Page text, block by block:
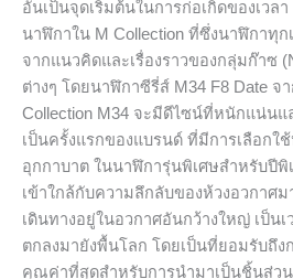
อันเป็นจุดเริ่มต้นในการก่อเกิดของเวล
นาฬิกาใน M Collection ที่ซึ่งนาฬิกาทุ
จากแนวคิดและเรื่องราวของกลุ่มก๊าซ
ต่างๆ โดยนาฬิกาซีรี่ส์ M34 F8 Date จ
Collection M34 จะมีดีไซน์ที่หนักแน่น
เป็นครั้งแรกของแบรนด์ ที่มีการเลือก
อุกกาบาต ในนาฬิการุ่นพิเศษสำหรับปี
เข้าใกล้กับความลึกลับของห้วงอวกาศ
เดินทางอยู่ในอวกาศอันกว้างใหญ่ เป็น
ตกลงมายังพื้นโลก โดยเป็นที่ยอมรับถึง
คุณค่าที่สุดสำหรับการนำมาเป็นชิ้นส่ว
พื้น
ผิว
หิน
อุกกาบาต